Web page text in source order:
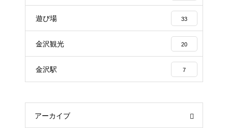
遊び場 33
金沢観光 20
金沢駅 7
アーカイブ